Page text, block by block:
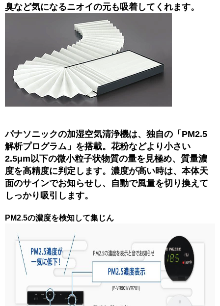
臭など気になるニオイの元も吸着してくれます。
パナソニックの加湿空気清浄機は、独自の「PM2.5
解析プログラム」を搭載。花粉などより小さい
2.5μm以下の微小粒子状物質の量を見極め、質量濃
度を高精度に判定します。濃度が高い時は、本体天
面のサインでお知らせし、自動で風量を切り換えて
しっかり吸引します。
PM2.5の濃度を検知して集じん